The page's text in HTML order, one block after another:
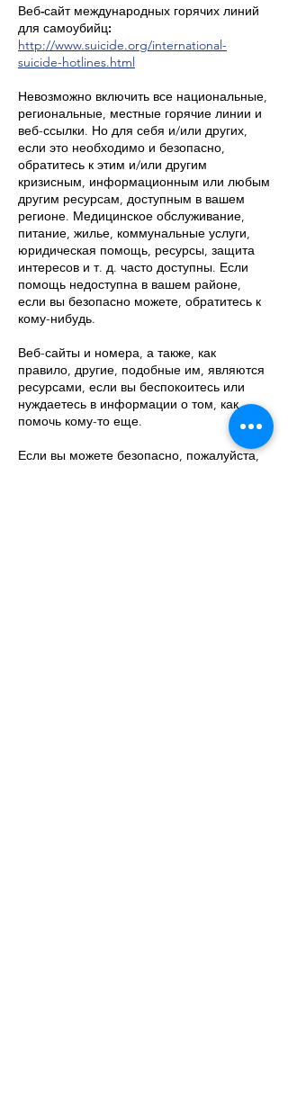
Веб-сайт международных горячих линий
для самоубийц:
http://www.suicide.org/international-
suicide-hotlines.html
Невозможно включить все национальные,
региональные, местные горячие линии и
веб-ссылки. Но для себя и/или других,
если это необходимо и безопасно,
обратитесь к этим и/или другим
кризисным, информационным или любым
другим ресурсам, доступным в вашем
регионе. Медицинское обслуживание,
питание, жилье, коммунальные услуги,
юридическая помощь, ресурсы, защита
интересов и т. д. часто доступны. Если
помощь недоступна в вашем районе,
если вы безопасно можете, обратитесь к
кому-нибудь.
Веб-сайты и номера, а также, как
правило, другие, подобные им, являются
ресурсами, если вы беспокоитесь или
нуждаетесь в информации о том, как
помочь кому-то еще.
Если вы можете безопасно, пожалуйста,